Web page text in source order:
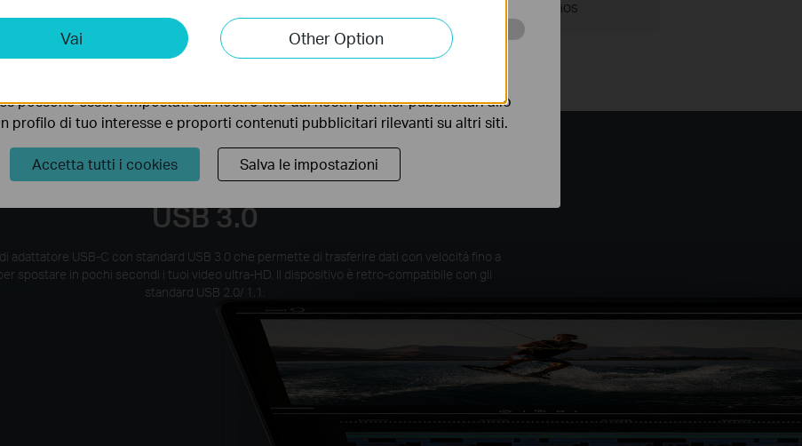
iOS
con velocità fino a 5Gbps con
USB 3.0
adattatore USB-C con standard USB 3.0 che permette di trasferire dati con velocità fino a
spostare in pochi secondi i tuoi video ultra-HD. Il dispositivo è retro-compatibile con gli
standard USB 2.0/ 1.1.
Vai Other Option
Cookies
permettono di analizzare le tue attività sul nostro sito allo scopo di
possono essere impostati sul nostro sito dai nostri partner pubblicitari allo
profilo di tuo interesse e proporti contenuti pubblicitari rilevanti su altri siti.
Accetta tutti i cookies Salva le impostazioni